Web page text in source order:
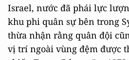
Israel, nước đã phái lực
khu phi quân sự bên trong
thừa nhận rằng quân đội
vị trí ngoài vùng đệm được